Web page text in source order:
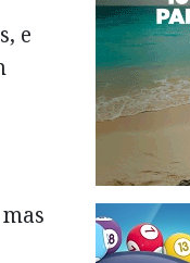
e